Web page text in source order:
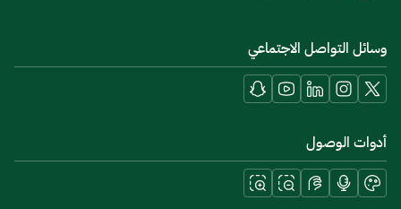
وسائل التواصل الاجتماعي
أدوات الوصول